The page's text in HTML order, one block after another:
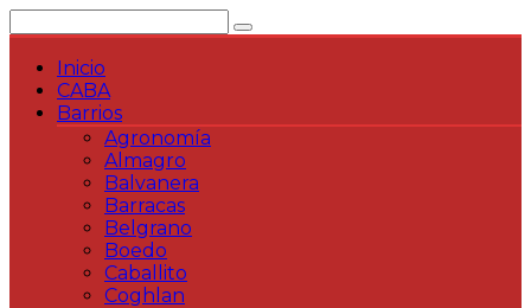
al
contenidoInicio
CABA
Barrios
Agronomía
Almagro
Balvanera
Barracas
Belgrano
Boedo
Caballito
Coghlan